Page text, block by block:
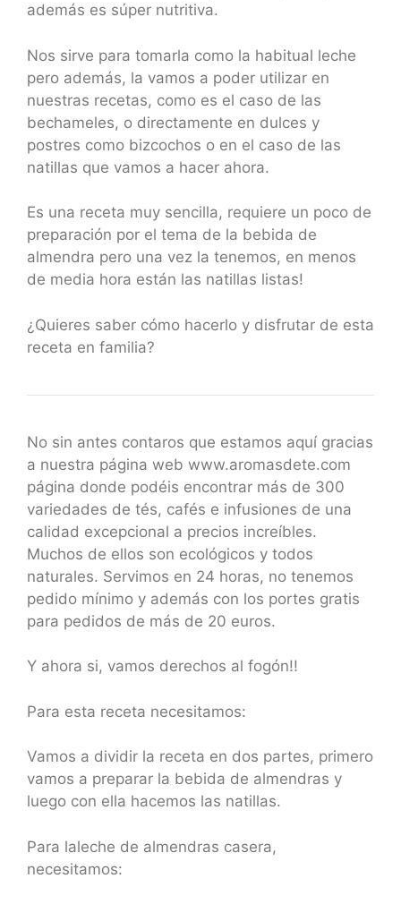
además es súper nutritiva.
Nos sirve para tomarla como la habitual leche
pero además, la vamos a poder utilizar en
nuestras recetas, como es el caso de las
bechameles, o directamente en dulces y
postres como bizcochos o en el caso de las
natillas que vamos a hacer ahora.
Es una receta muy sencilla, requiere un poco de
preparación por el tema de la bebida de
almendra pero una vez la tenemos, en menos
de media hora están las natillas listas!
¿Quieres saber cómo hacerlo y disfrutar de esta
receta en familia?
No sin antes contaros que estamos aquí gracias
a nuestra página web www.aromasdete.com
página donde podéis encontrar más de 300
variedades de tés, cafés e infusiones de una
calidad excepcional a precios increíbles.
Muchos de ellos son ecológicos y todos
naturales. Servimos en 24 horas, no tenemos
pedido mínimo y además con los portes gratis
para pedidos de más de 20 euros.
Y ahora si, vamos derechos al fogón!!
Para esta receta necesitamos:
Vamos a dividir la receta en dos partes, primero
vamos a preparar la bebida de almendras y
luego con ella hacemos las natillas.
Para laleche de almendras casera,
necesitamos: